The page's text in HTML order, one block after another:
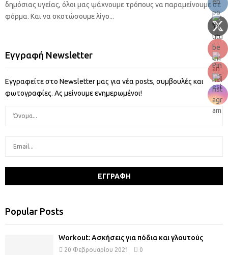
δημόσιας υγείας, όλοι μας ψάχνουμε τρόπους να παραμείνουμε σε
φόρμα. Και να σκοτώσουμε λίγο...
Εγγραφή Newsletter
Εγγραφείτε στο Newsletter μας για νέα posts, συμβουλές και
φωτογραφίες. Ας μείνουμε ενημερωμένοι!
Popular Posts
Workout: Ασκήσεις για πόδια και γλουτούς
20 Φεβρουαρίου 2021 0